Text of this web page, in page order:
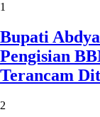
1
Bupati
Pengisian
Terancam
2